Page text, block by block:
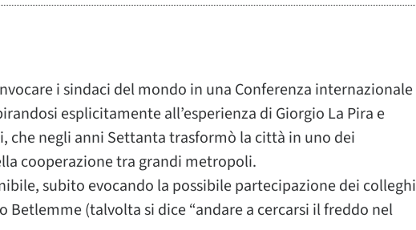
i sindaci del mondo in una Conferenza internazionale
esplicitamente all’esperienza di Giorgio La Pira e
che negli anni Settanta trasformò la città in uno dei
cooperazione tra grandi metropoli.
subito evocando la possibile partecipazione dei colleghi
Betlemme (talvolta si dice “andare a cercarsi il freddo nel